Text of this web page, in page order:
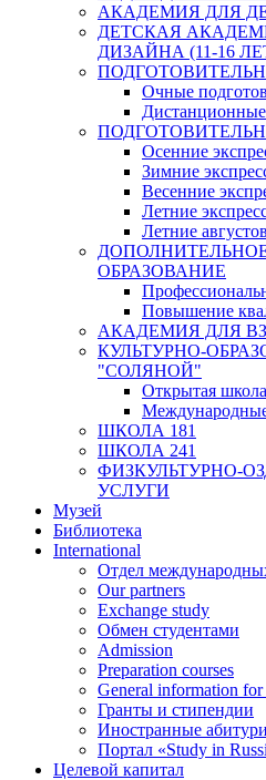
АКАДЕМИЯ ДЛЯ
ДЕТСКАЯ
ДИЗАЙНА (11-16
Очные
Осенние
Зимние
Весенние
Летние
Летние
ОБРАЗОВАНИЕ
Повышение
АКАДЕМИЯ ДЛЯ
КУЛЬТУРНО-
"СОЛЯНОЙ"
Открытая
ШКОЛА 181
ШКОЛА 241
ФИЗКУЛЬТУРНО-
УСЛУГИ
Музей
Библиотека
International
Отдел
Our partners
Exchange study
Обмен студентами
Admission
Preparation courses
General information for
Гранты и стипендии
Иностранные
Портал «Study in
Целевой капитал